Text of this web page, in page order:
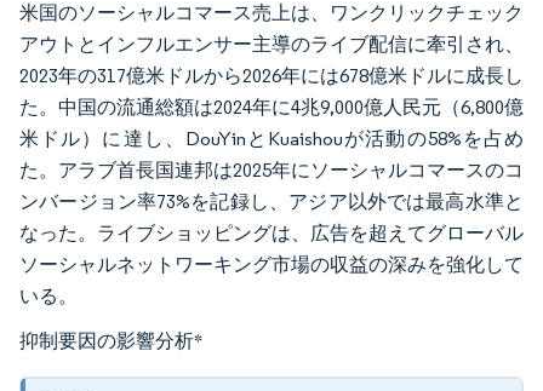
米国のソーシャルコマース売上は、ワンクリックチェック
アウトとインフルエンサー主導のライブ配信に牽引され、
2023年の317億米ドルから2026年には678億米ドルに成長し
た。中国の流通総額は2024年に4兆9,000億人民元（6,800億
米ドル）に達し、DouYinとKuaishouが活動の58%を占め
た。アラブ首長国連邦は2025年にソーシャルコマースのコ
ンバージョン率73%を記録し、アジア以外では最高水準と
なった。ライブショッピングは、広告を超えてグローバル
ソーシャルネットワーキング市場の収益の深みを強化して
いる。
抑制要因の影響分析*